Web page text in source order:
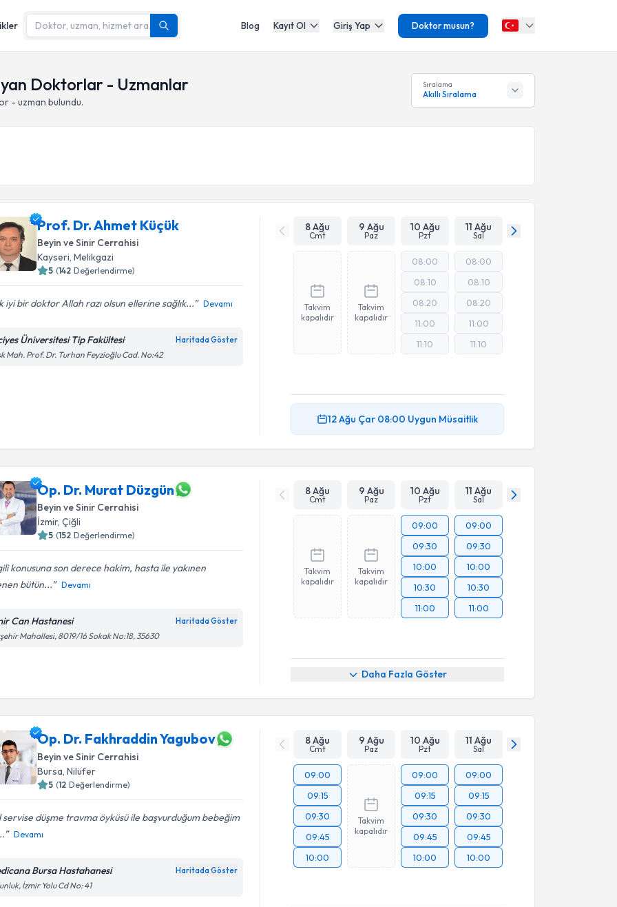
Blog Kayıt Ol Giriş Yap Doktor musun?
Doktorlar - Uzmanlar
- uzman bulundu.
Sıralama
Akıllı Sıralama
Prof. Dr. Ahmet Küçük
Beyin ve Sinir Cerrahisi
Kayseri,Melikgazi
5 (142 Değerlendirme)
iyi bir doktor Allah razı olsun ellerine sağlık... Devamı
Üniversitesi Tip Fakültesi Haritada Göster
Mah. Prof. Dr. Turhan Feyzioğlu Cad. No:42
8 Ağu
Cmt
9 Ağu
Paz
10 Ağu
Pzt
11 Ağu
Sal
Takvim
kapalıdır
Takvim
kapalıdır
08:00
08:10
08:20
11:00
11:10
08:00
08:10
08:20
11:00
11:10
12 Ağu Çar 08:00 Uygun Müsaitlik
Op. Dr. Murat Düzgün
Beyin ve Sinir Cerrahisi
İzmir,Çiğli
5 (152 Değerlendirme)
konusuna son derece hakim, hasta ile yakınen
bütün...
Devamı
Can Hastanesi Haritada Göster
Mahallesi, 8019/16 Sokak No:18, 35630
8 Ağu
Cmt
9 Ağu
Paz
10 Ağu
Pzt
11 Ağu
Sal
Takvim
kapalıdır
Takvim
kapalıdır
09:00
09:30
10:00
10:30
11:00
09:00
09:30
10:00
10:30
11:00
Daha Fazla Göster
Op. Dr. Fakhraddin Yagubov
Beyin ve Sinir Cerrahisi
Bursa ,Nilüfer
5 (12 Değerlendirme)
servise düşme travma öyküsü ile başvurduğum bebeğim
Devamı
Bursa Hastahanesi Haritada Göster
İzmir Yolu Cd No: 41
8 Ağu
Cmt
9 Ağu
Paz
10 Ağu
Pzt
11 Ağu
Sal
09:00
09:15
09:30
09:45
10:00
Takvim
kapalıdır
09:00
09:15
09:30
09:45
10:00
09:00
09:15
09:30
09:45
10:00